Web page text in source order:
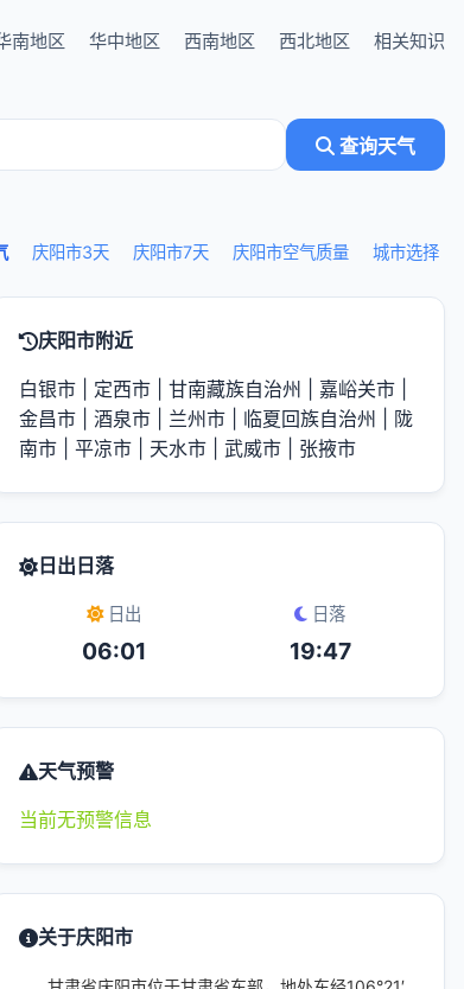
南地区 华中地区 西南地区 西北地区 相关知识
查询天气
庆阳市3天 庆阳市7天 庆阳市空气质量 城市选择
03:00 04:00
庆阳市附近
白银市 定西市 甘南藏族自治州 嘉峪关市
金昌市
酒泉市 兰州市 临夏回族自治州
陇
南市
平凉市 天水市 武威市 张掖市
日出日落
日出
06:01
日落
19:47
天气预警
当前无预警信息
关于庆阳市